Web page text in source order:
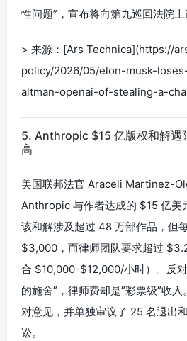
性问题”，宣布将向第九巡回法院上
> 来源：[Ars Technica](https://
policy/2026/05/elon-musk-
altman-openai-of-stealing-a-
5. Anthropic $15 亿版权和解遇
高
美国联邦法官 Araceli Martinez-
Anthropic 与作者达成的 $15 亿美
该和解涉及超过 48 万部作品，但
$3,000，而律师团队要求超过
合 $10,000-$12,000/小时）。反
的施舍”，律师费却是”彩票级”收
对意见，并单独审议了 25 名退出
讼。